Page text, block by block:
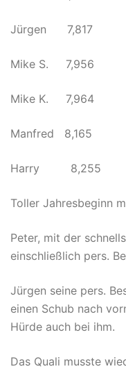
Jürgen 7,817
Mike S. 7,956
Mike K. 7,964
Manfred 8,165
Harry 8,255
Toller Jahresbeginn
Peter, mit der
einschließlich pers.
Jürgen seine pers.
einen Schub nach
Hürde auch bei ihm.
Das Quali musste